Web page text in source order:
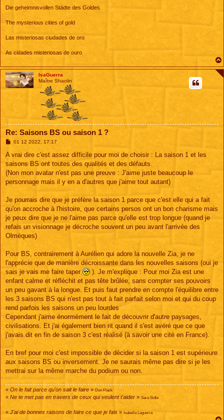
Die geheimnisvollen Städte des Goldes
The mysterious cities of gold
Las misteriosas ciudades de oro
As cidades misteriosas de ouro
IsaGuerra
Maître Shaolin
Re: Saisons BS ou saison 1 ?
M
s
a
g
01 12 2022, 17:17
A vrai dire c'est assez difficile pour moi de choisir : La saison 1 et les
saisons BS ont toutes des qualités et des défauts.
(Non mon avatar n'est pas une preuve : J'aime juste beaucoup le
personnage mais il y en a d'autres que j'aime tout autant)
Je pourrais dire que je préfère la saison 1 parce que c'est elle qui a fait
qu'on accroche à l'histoire, que certains persos ont un bon charisme mais
je peux dire que je ne l'aime pas parce qu'elle est trop longue (quand je
refais un visionnage je décroche souvent un peu avant l'arrivée des
Olmèques)
Pour BS, contrairement à Aurélien qui adore la nouvelle Zia, je ne
l'apprécie que de manière décroissante dans les nouvelles saisons (oui je
sais je vais me faire taper
). Je m'explique : Pour moi Zia est une
enfant calme et réfléchit et pas tête brûlée, sans compter ses pouvoirs
un peu gavant à la longue. Et puis faut prendre en compte l'équilibre entre
les 3 saisons BS qui n'est pas tout à fait parfait selon moi et qui du coup
rend parfois les saisons un peu lourdes
Cependant j'aime énormément le fait de découvrir d'autre paysages,
civilisations. Et j'ai également bien rit quand il s'est avéré que ce que
j'avais dit en fin de saison 3 c'est réalisé (à savoir une cité en France).
En bref pour moi c'est impossible de décider si la saison 1 est supérieure
aux saisons BS ou inversement. Je ne saurais même pas dire si je les
mettrai sur la même marche du podium ou non.
« On le fait parce qu'on sait le faire » Don Flack
« Ne te met pas en travers de ceux qui veulent t'aider » Sara Sidle
« J'ai de bonnes raisons de faire ce que je fais » Isabella Laguerra